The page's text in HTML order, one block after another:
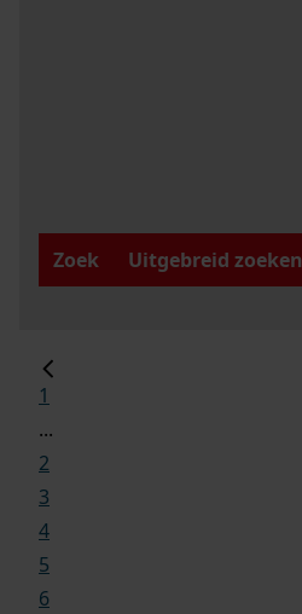
Zoek
Uitgebreid zoeken
1
...
2
3
4
5
6